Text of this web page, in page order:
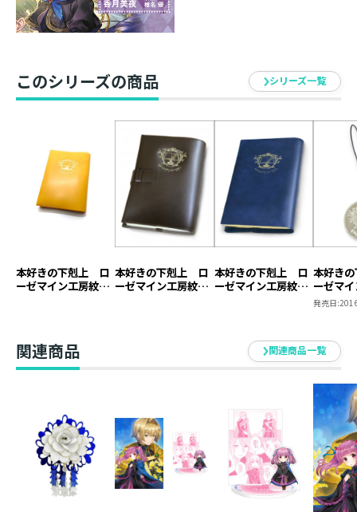
このシリーズの商品 シリーズ一覧
本好きの下剋上 ロ
ーゼマイン工房紋章
本好きの下剋上 ロ
ーゼマイン工房紋章
本好きの下剋上 ロ
ーゼマイン工房紋章
本好き
ーゼマ
キーホ
発売日:
関連商品 関連商品一覧